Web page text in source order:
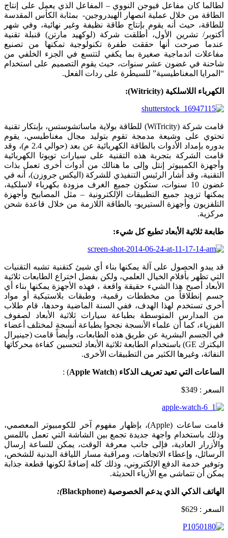
لطالما كان مفاعل فيوجن النووي – المفاعل الذي يعمل على إنتاج
الطاقة من خلال عملية انصهار الهيدروجين- بمثابة الكأس المقدسة
للطاقة، حيث أنه يقوم بإنتاج طاقة نظيفة وغير نهائية، وفي شهر
أكتوبر/ تشرين الأول، أطلقت شركة (لوكهيد مارتن) قنبلة تقنية
عندما صرحت أنها حققت طفرة تكنولوجية تمكنها من تصنيع
مفاعلات اندماجية صغيرة بما يكفي لتتسع في الجزء الخلفي من
شاحنة في غضون عشر سنوات، حيث يقوم التصميم على استخدام
“المرايا المغناطيسية” للسيطرة على ردات الفعل.
الكهرباء اللاسلكية (Witricity
):
قامت شركة (WiTricity) للطاقة بولاية ماساتشوستس، بإبتكار تقنية
تحتوي على وشيعة مدمجة تقوم بتوليد مجال مغناطيسي، يقوم
بدوره بإمداد الأدوات بالطاقة الكهربائية عن بعد (حوالي 2.4 م)، وقد
قامت الشركة بتجربة هذه التقنية على سيارات تويوتا الكهربائية
وأجهزة الكمبيوتر إنتل وإلى ما هنالك من أدوات أخرى تعمل بذات
التقنية، وقد أشار الرئيس التنفيذي للشركة (اليكس جروزن)، أنه في
غضون 10 سنوات، ستكون جميع الغرف مزودة بكهرباء لاسلكية،
يمكنها تزويد جميع التطبيقات الإلكترونية – مثل المصابيح وأجهزة
التلفزيون وأجهزة الستيريو- بالطاقة اللازمة من خلال قاعدة شحن
مركزية.
طابعة ثلاثية الأبعاد تطبع كل شيء:
قد يبدو الحصول على آلة يمكنها بناء أي شيئ كتقنية تشبه التقنيات
التي تظهر بأفلام الخيال العلمي، ولكن بفضل اختراع الطابعات ثلاثية
الأبعاد أصبح هذا الشيء حقيقة واقعة ، فهذه الأجهزة يمكنها بناء أي
جسم إنطلاقاً من مخططات رقمية، وطبقات بلاستيكية أو مواد
أخرى تستخدم لهذا الهدف، ففي السنة الماضية وحدها، قام طلاب
من المدارس المتوسطة بطباعة سيارات ثلاثية الأبعاد لصفوف
الفيزياء، كما أن علماء الأنسجة نجحوا بطباعة أنسجة لمختلف أعضاء
في الجسم البشرية عن طريق هذه الطابعات، وأيضاً قامت (جينيرال
اليكترك GE) باستخدام الطابعة ثلاثية الأبعاد لتحسين كفاءة محركاتها
النفاثة، وغيرها الكثير من التطبيقات الأخرى.
الساعات التي تعيد تعريف الذكاء (
Apple Watch
) :
السعر : 349$
قامت ساعات (Apple)، بإظهار مفهوم آخر للكومبيوتر المعصمي،
وذلك باستخدام واجهة جديدة تجمع بين الشاشة التي تعمل باللمس
والأزرار العادية، فإلى جانب معرفة الوقت، يمكن للساعة إرسال
الرسائل، وإعطاء الاتجاهات، ومراقبة مسار اللياقة البدنية للشخص،
وتوفير خدمة الدفع الإلكتروني، وذلك كله إضافةً لكونها قطعة جذابة
يمكن أن تتماشى مع الأزياء الحديثة.
الهاتف الذكي الذي يدعم الخصوصية (Blackphone
):
السعر : 629$